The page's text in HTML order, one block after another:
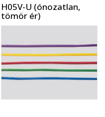
H05V-U (ónozatlan,
tömör ér)